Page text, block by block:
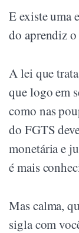
E existe uma
do aprendiz
A lei que
que logo em
como nas
do FGTS
monetária e
é mais
Mas calma,
sigla com